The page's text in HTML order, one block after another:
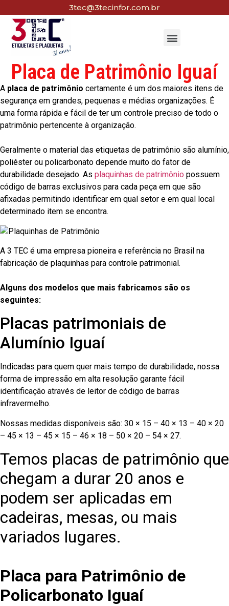
3tec@3tecinfor.com.br
Placa de Patrimônio Iguaí
A placa de patrimônio certamente é um dos maiores itens de
segurança em grandes, pequenas e médias organizações. É
uma forma rápida e fácil de ter um controle preciso de todo o
patrimônio pertencente à organização.
Geralmente o material das etiquetas de patrimônio são alumínio,
poliéster ou policarbonato depende muito do fator de
durabilidade desejado. As plaquinhas de patrimônio possuem
código de barras exclusivos para cada peça em que são
afixadas permitindo identificar em qual setor e em qual local
determinado item se encontra.
A 3 TEC é uma empresa pioneira e referência no Brasil na
fabricação de plaquinhas para controle patrimonial.
Alguns dos modelos que mais fabricamos são os
seguintes:
Placas patrimoniais de
Alumínio Iguaí
Indicadas para quem quer mais tempo de durabilidade, nossa
forma de impressão em alta resolução garante fácil
identificação através de leitor de código de barras
infravermelho.
Nossas medidas disponíveis são: 30 × 15 – 40 × 13 – 40 × 20
– 45 × 13 – 45 × 15 – 46 × 18 – 50 × 20 – 54 × 27.
Temos placas de patrimônio que
chegam a durar 20 anos e
podem ser aplicadas em
cadeiras, mesas, ou mais
variados lugares.
Placa para Patrimônio de
Policarbonato Iguaí